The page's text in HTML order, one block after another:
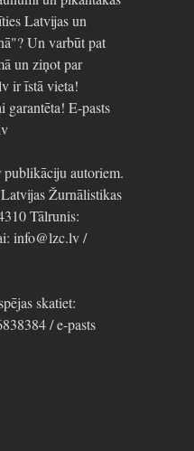
Latvijas un
Un varbūt pat
un ziņot par
ir īstā vieta!
garantēta! E-pasts
publikāciju autoriem.
Žurnālistikas
Tālrunis:
info@lzc.lv /
skatiet:
/ e-pasts